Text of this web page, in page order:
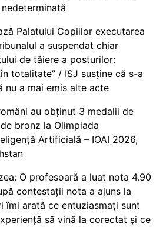
Palatului Copiilor executarea
a suspendat chiar
de tăiere a posturilor:
totalitate” / ISJ susține că s-a
nu a mai emis alte acte
au obținut 3 medalii de
bronz la Olimpiada
Artificială – IOAI 2026,
O profesoară a luat nota 4.90
contestații nota a ajuns la
îmi arată ce entuziasmați sunt
să vină la corectat și ce